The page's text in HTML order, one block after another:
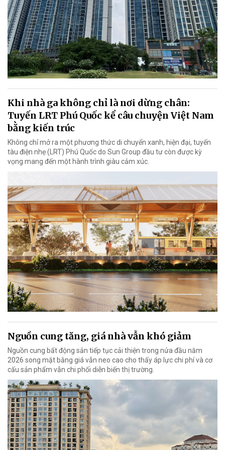
Khi nhà ga không chỉ là nơi dừng chân:
Tuyến LRT Phú Quốc kể câu chuyện Việt Nam
bằng kiến trúc
Không chỉ mở ra một phương thức di chuyển xanh, hiện đại, tuyến
tàu điện nhẹ (LRT) Phú Quốc do Sun Group đầu tư còn được kỳ
vọng mang đến một hành trình giàu cảm xúc.
Nguồn cung tăng, giá nhà vẫn khó giảm
Nguồn cung bất động sản tiếp tục cải thiện trong nửa đầu năm
2026 song mặt bằng giá vẫn neo cao cho thấy áp lực chi phí và cơ
cấu sản phẩm vẫn chi phối diễn biến thị trường.